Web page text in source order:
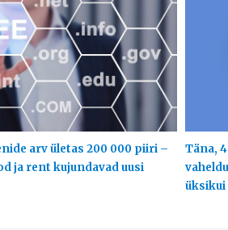
arv ületas 200 000 piiri –
ja rent kujundavad uusi
Täna,
üksikui